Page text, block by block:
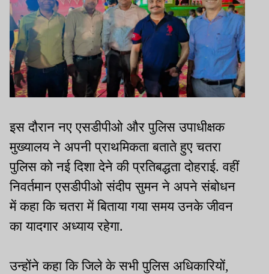
इस दौरान नए एसडीपीओ और पुलिस उपाधीक्षक
मुख्यालय ने अपनी प्राथमिकता बताते हुए चतरा
पुलिस को नई दिशा देने की प्रतिबद्धता दोहराई. वहीं
निवर्तमान एसडीपीओ संदीप सुमन ने अपने संबोधन
में कहा कि चतरा में बिताया गया समय उनके जीवन
का यादगार अध्याय रहेगा.
उन्होंने कहा कि जिले के सभी पुलिस अधिकारियों,